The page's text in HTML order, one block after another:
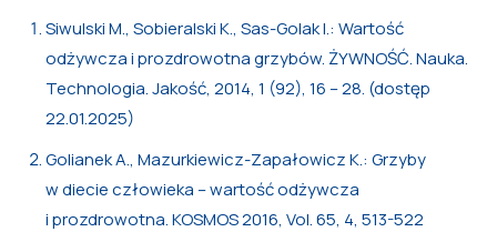
Siwulski M., Sobieralski K., Sas-Golak I.: Wartość
odżywcza i prozdrowotna grzybów. ŻYWNOŚĆ. Nauka.
Technologia. Jakość, 2014, 1 (92), 16 – 28. (dostęp
22.01.2025)
Golianek A., Mazurkiewicz-Zapałowicz K.: Grzyby
w diecie człowieka – wartość odżywcza
i prozdrowotna. KOSMOS 2016, Vol. 65, 4, 513-522